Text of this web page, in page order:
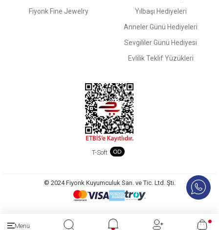
Menü
Fiyonk Fine Jewelry
Yılbaşı Hediyeleri
Anneler Günü Hediyeleri
Sevgililer Günü Hediyesi
Evlilik Teklif Yüzükleri
T-Soft
© 2024 Fiyonk Kuyumculuk San. ve Tic. Ltd. Şti.